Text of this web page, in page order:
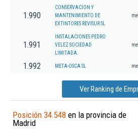
1.990
CONSERVACION Y
MANTENIMIENTO DE
EXTINTORES REVISUR SL
1.991
INSTALACIONES PEDRO
VELEZ SOCIEDAD
LIMITADA.
1.992 META-OSCA SL
Ver Ranking de
Posición 34.548 en la provincia de
Madrid